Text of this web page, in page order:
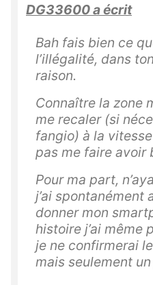
DG33600 a écrit
Bah fais bien ce
l’illégalité, dans
raison.
Connaître la zone
me recaler (si
fangio) à la
pas me faire avoir
Pour ma part,
j’ai spontanément
donner mon
histoire j’ai même
je ne confirmerai
mais seulement